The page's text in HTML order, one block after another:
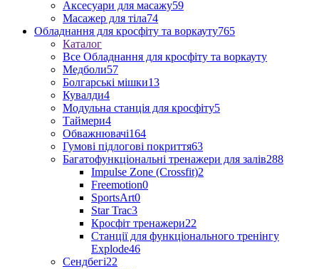
Аксесуари для масажу59
Масажер для тіла74
Обладнання для кросфіту та воркауту765
Каталог
Все Обладнання для кросфіту та воркауту
Медболи57
Болгарські мішки13
Кувалди4
Модульна станція для кросфіту5
Таймери4
Обважнювачі164
Гумові підлогові покриття63
Багатофункціональні тренажери для залів288
Impulse Zone (Crossfit)2
Freemotion0
SportsArt0
Star Trac3
Кросфіт тренажери22
Станції для функціонального тренінгу
Explode46
Сендбегі22